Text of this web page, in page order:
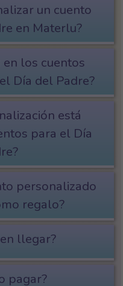
un cuento
en Materlu?
los cuentos
Día del Padre?
está
para el Día
personalizado
regalo?
llegar?
pagar?